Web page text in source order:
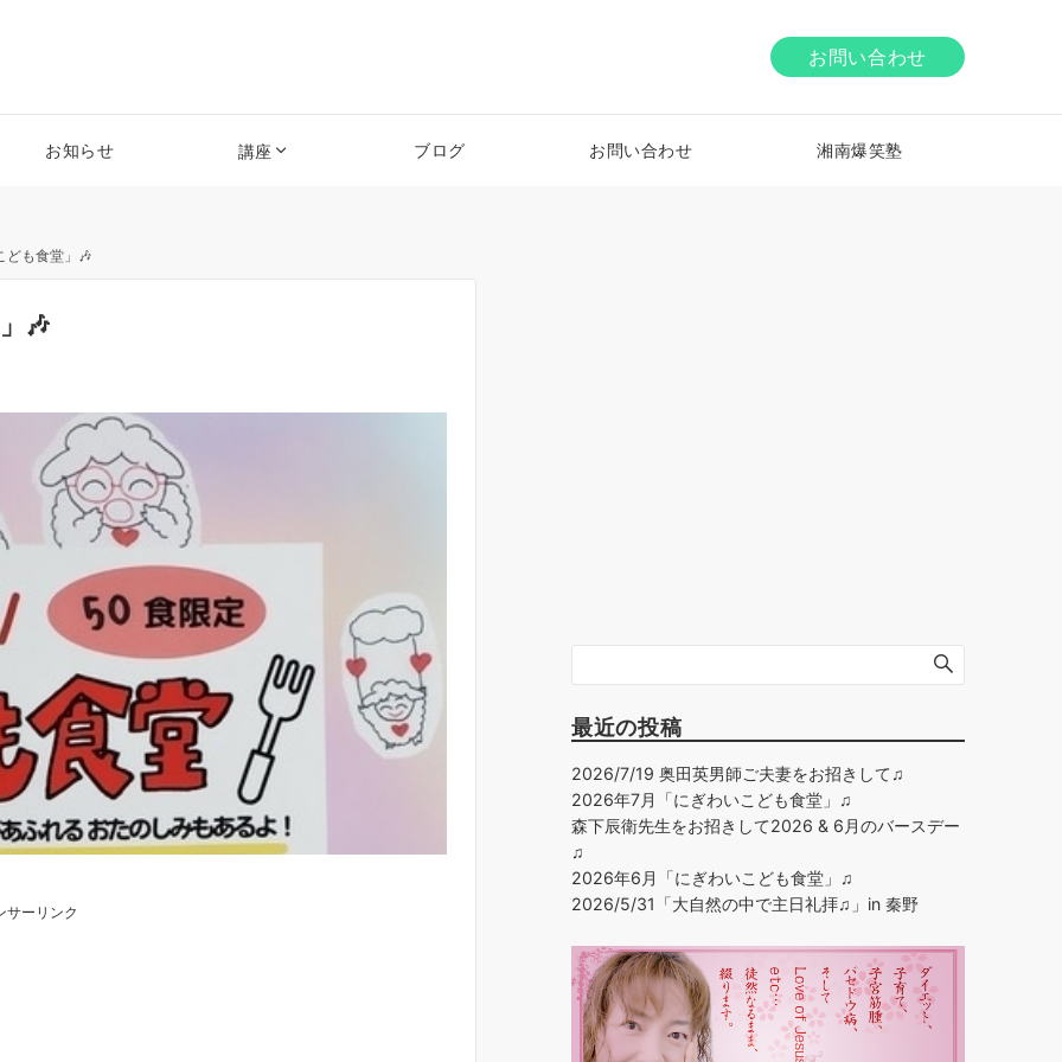
お問い合わせ
お知らせ 講座 ブログ お問い合わせ 湘南爆笑塾
ども食堂」🎶
🎶
サーリンク
最近の投稿
2026/7/19 奥田英男師ご夫妻をお招きして♫
2026年7月「にぎわいこども食堂」♫
森下辰衛先生をお招きして2026 & 6月のバースデー
♫
2026年6月「にぎわいこども食堂」♫
2026/5/31「大自然の中で主日礼拝♫」in 秦野